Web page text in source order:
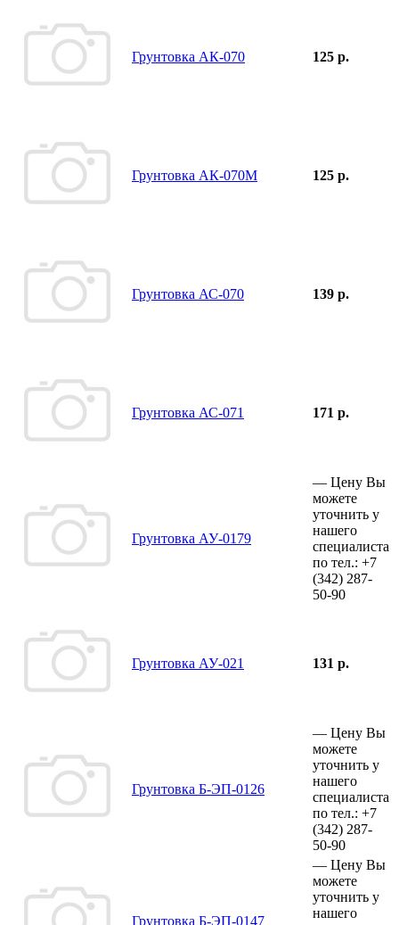
Грунтовка АК-070 125 р.
Грунтовка АК-070М 125 р.
Грунтовка АС-070 139 р.
Грунтовка АС-071 171 р.
Грунтовка АУ-0179
— Цену Вы
можете
уточнить у
нашего
специалиста
по тел.: +7
(342) 287-
50-90
Грунтовка АУ-021 131 р.
Грунтовка Б-ЭП-0126
— Цену Вы
можете
уточнить у
нашего
специалиста
по тел.: +7
(342) 287-
50-90
Грунтовка Б-ЭП-0147
— Цену Вы
можете
уточнить у
нашего